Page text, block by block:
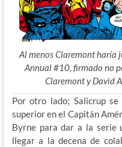
Al menos Claremont haría
Annual #10, firmado no
Claremont y David
Por otro lado; Salicrup
superior en el Capitán
Byrne para dar a la serie
llegar a la decena de